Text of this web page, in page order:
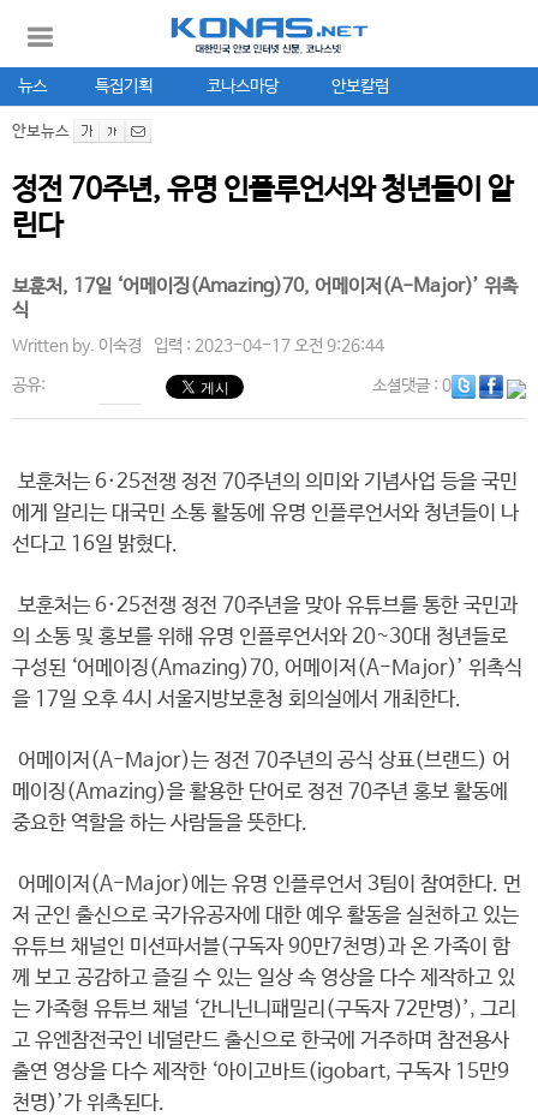
뉴스 특집기획 코나스마당 안보칼럼
안보뉴스
정전 70주년, 유명 인플루언서와 청년들이 알
린다
보훈처, 17일 ‘어메이징(Amazing)70, 어메이저(A-Major)’ 위촉
식
Written by. 이숙경 입력 : 2023-04-17 오전 9:26:44
공유: 소셜댓글: 0
보훈처는 6·25전쟁 정전 70주년의 의미와 기념사업 등을 국민
에게 알리는 대국민 소통 활동에 유명 인플루언서와 청년들이 나
선다고 16일 밝혔다.
보훈처는 6·25전쟁 정전 70주년을 맞아 유튜브를 통한 국민과
의 소통 및 홍보를 위해 유명 인플루언서와 20~30대 청년들로
구성된 ‘어메이징(Amazing)70, 어메이저(A-Major)’ 위촉식
을 17일 오후 4시 서울지방보훈청 회의실에서 개최한다.
어메이저(A-Major)는 정전 70주년의 공식 상표(브랜드) 어
메이징(Amazing)을 활용한 단어로 정전 70주년 홍보 활동에
중요한 역할을 하는 사람들을 뜻한다.
어메이저(A-Major)에는 유명 인플루언서 3팀이 참여한다. 먼
저 군인 출신으로 국가유공자에 대한 예우 활동을 실천하고 있는
유튜브 채널인 미션파서블(구독자 90만7천명)과 온 가족이 함
께 보고 공감하고 즐길 수 있는 일상 속 영상을 다수 제작하고 있
는 가족형 유튜브 채널 ‘간니닌니패밀리(구독자 72만명)’, 그리
고 유엔참전국인 네덜란드 출신으로 한국에 거주하며 참전용사
출연 영상을 다수 제작한 ‘아이고바트(igobart, 구독자 15만9
천명)’가 위촉된다.